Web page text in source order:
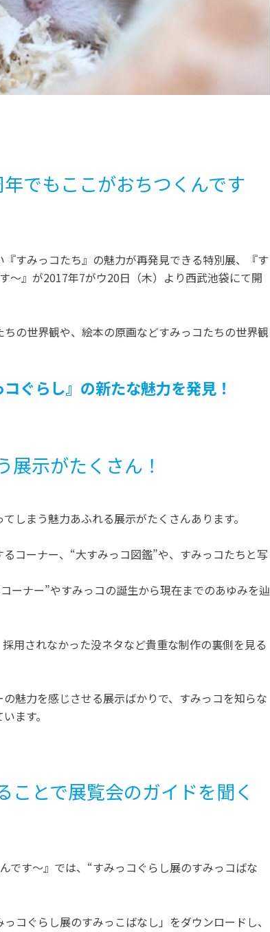
年でもここがおちつくんです
すみっコたち』の魅力が再発見できる特別展、『す
～』が2017年7がウ20日（木）より西武池袋にて開
の世界観や、絵本の原画などすみっコたちの世界観
ぐらし』の新たな魅力を発見！
展示がたくさん！
しまう魅力あふれる展示がたくさんあります。
コーナー、“大すみっコ図鑑”や、すみっコたちと写
ーナー”やすみっコの誕生から現在までのあゆみを辿
用されなかった没ネタなど貴重な制作の裏側を見る
魅力を感じさせる展示ばかりで、すみっコを知らな
ます。
ことで展覧会のガイドを聞く
です～』では、“すみっコぐらし展のすみっコばな
コぐらし展のすみっこばなし」をダウンロードし、